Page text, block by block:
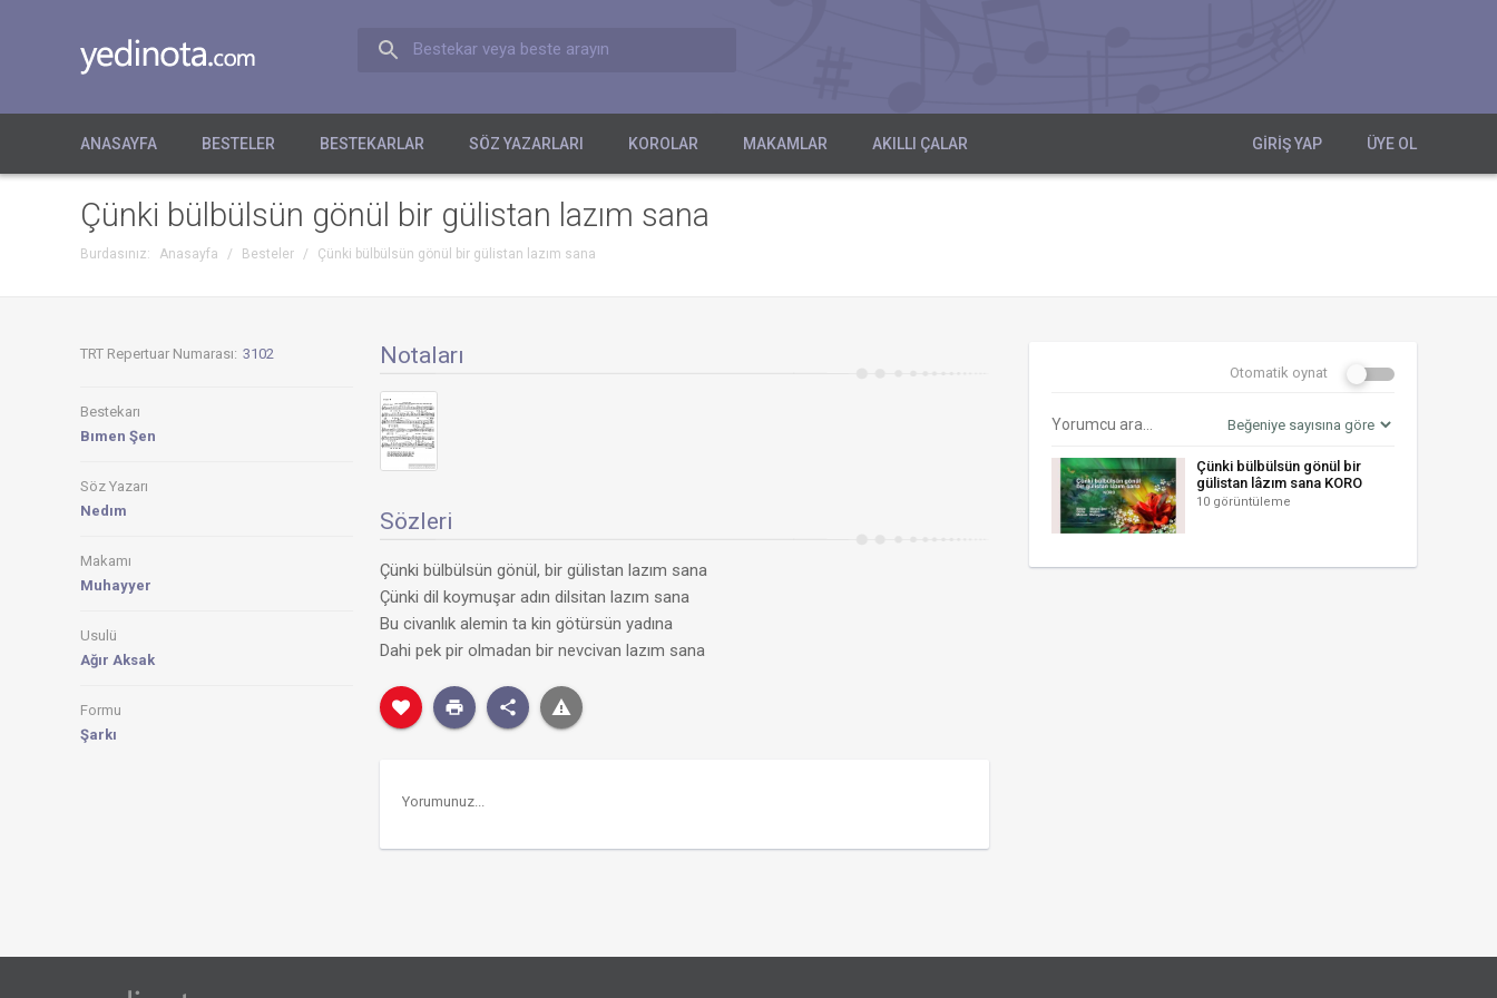
Bestekar veya beste arayın
ANASAYFA BESTELER BESTEKARLAR SÖZ YAZARLARI KOROLAR MAKAMLAR AKILLI ÇALAR GIRIŞ YAP ÜYE OL
Çünki bülbülsün gönül bir gülistan lazım sana
Burdasınız: Anasayfa / Besteler / Çünki bülbülsün gönül bir gülistan lazım sana
TRT Repertuar Numarası: 3102
Bestekarı
Bımen Şen
Söz Yazarı
Nedım
Makamı
Muhayyer
Usulü
Ağır Aksak
Formu
Şarkı
Notaları
Sözleri
Çünki bülbülsün gönül, bir gülistan lazım sana
Çünki dil koymuşar adın dilsitan lazım sana
Bu civanlık alemin ta kin götürsün yadına
Dahi pek pir olmadan bir nevcivan lazım sana
Otomatik oynat
Çünki bülbülsün gönül bir
gülistan lâzım sana KORO
10 görüntüleme